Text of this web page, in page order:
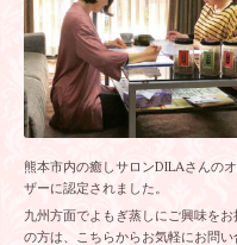
熊本市内の癒しサロンDILAさんの
ザーに認定されました。
九州方面でよもぎ蒸しにご興味を
の方は、こちらからお気軽にお問い